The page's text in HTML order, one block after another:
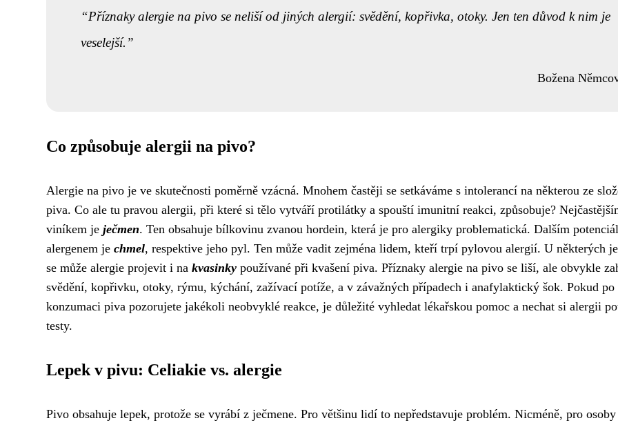
Příznaky alergie na pivo se neliší od jiných alergií: svědění, kopřivka, otoky. Jen ten důvod k nim je
veselejší.
Božena
Co způsobuje alergii na pivo?
Alergie na pivo je ve skutečnosti poměrně vzácná. Mnohem častěji se setkáváme s intolerancí na některou ze
piva. Co ale tu pravou alergii, při které si tělo vytváří protilátky a spouští imunitní reakci, způsobuje?
viníkem je ječmen. Ten obsahuje bílkovinu zvanou hordein, která je pro alergiky problematická. Dalším
alergenem je chmel, respektive jeho pyl. Ten může vadit zejména lidem, kteří trpí pylovou alergií. U některých
se může alergie projevit i na kvasinky používané při kvašení piva. Příznaky alergie na pivo se liší, ale obvykle
svědění, kopřivku, otoky, rýmu, kýchání, zažívací potíže, a v závažných případech i anafylaktický šok. Pokud po
konzumaci piva pozorujete jakékoli neobvyklé reakce, je důležité vyhledat lékařskou pomoc a nechat si alergii
testy.
Lepek v pivu: Celiakie vs. alergie
Pivo obsahuje lepek, protože se vyrábí z ječmene. Pro většinu lidí to nepředstavuje problém. Nicméně, pro osoby